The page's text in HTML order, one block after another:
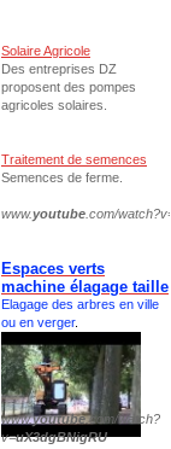
Solaire Agricole
Des entreprises DZ
proposent des pompes
agricoles solaires.
Traitement de semences
Semences de ferme.
www.youtube .com/watch?v=
Espaces verts
machine élagage taille
Elagage des arbres en ville
ou en verger.
www.youtube.com/watch?
v=uX3dgBNigRU